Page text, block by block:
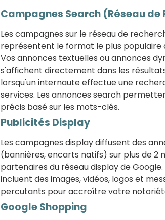
Campagnes Search (Réseau de
Les campagnes sur le réseau de
représentent le format le plus populaire
Vos annonces textuelles ou annonces
s'affichent directement dans les
lorsqu'un internaute effectue une
services. Les annonces search
précis basé sur les mots-clés.
Publicités Display
Les campagnes display diffusent des
(bannières, encarts natifs) sur plus de 2
partenaires du réseau display de
incluent des images, vidéos, logos et
percutants pour accroître votre
Google Shopping